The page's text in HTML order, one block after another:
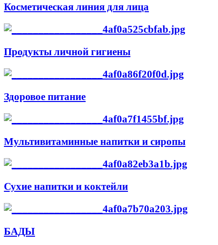
Косметическая линия для лица
Продукты личной гигиены
Здоровое питание
Мультивитаминные напитки и сиропы
Сухие напитки и коктейли
БАДЫ